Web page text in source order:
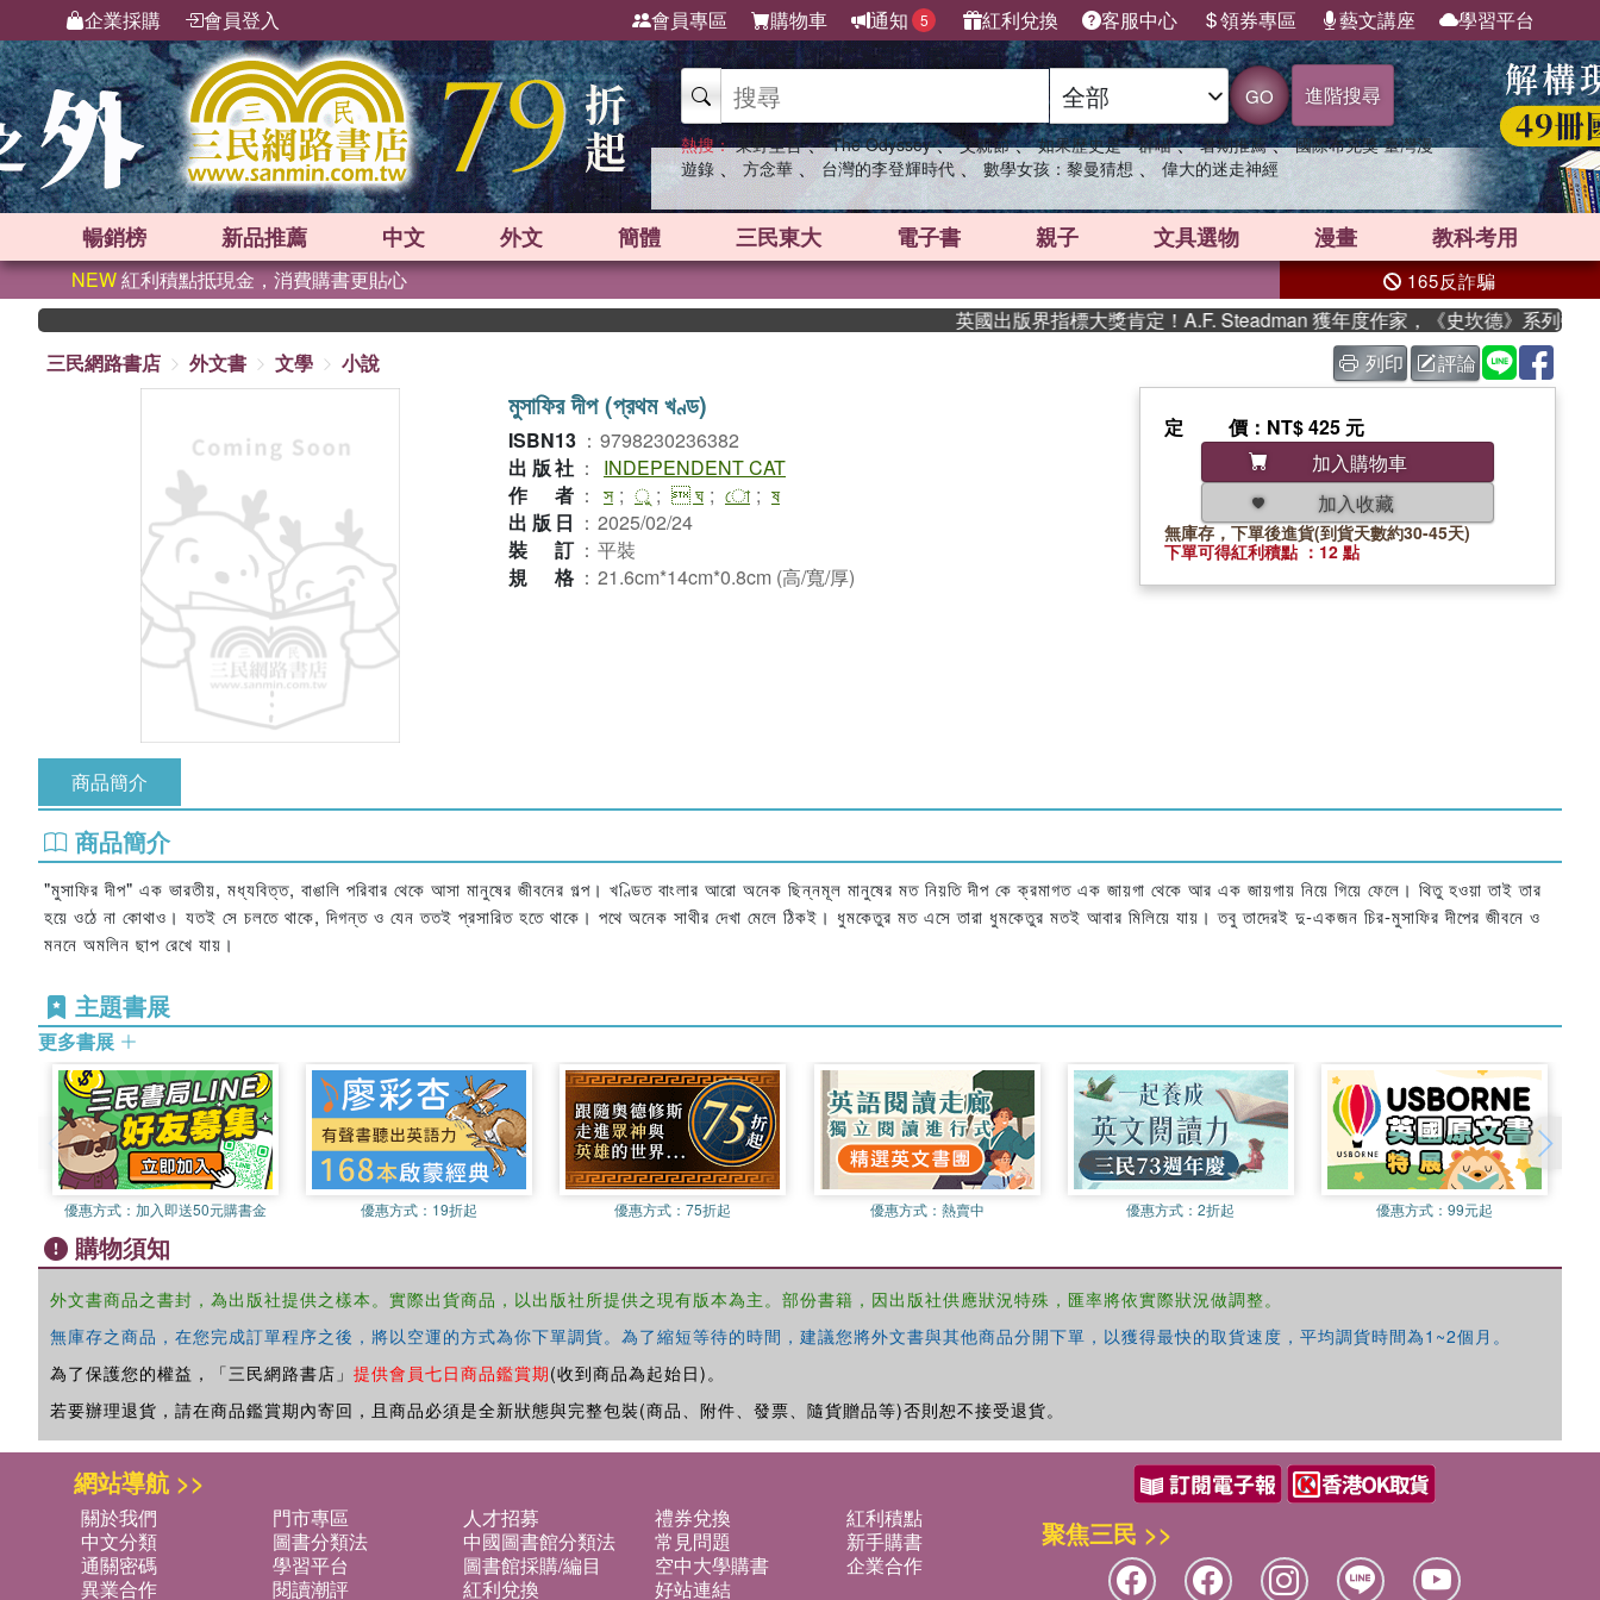
企業採購 會員登入 會員專區 購物車 通知 5 紅利兌換 客服中心 領券專區 藝文講座 學習平台
GO 進階搜尋
熱搜： 東野圭吾 、 The Odyssey 、 父親節 、 如果歷史是一群喵 、 暑期推薦 、 國際布克獎 臺灣漫
遊錄 、 方念華 、 台灣的李登輝時代 、 數學女孩：黎曼猜想 、 偉大的迷走神經
暢銷榜 新品推薦 中文 外文 簡體 三民東大 電子書 親子 文具選物 漫畫 教科考用
NEW紅利積點抵現金，消費購書更貼心 165反詐騙
英國出版界指標大獎肯定！A.F. Steadman 獲年度作家，《史坎德》系列帶你踏
三民網路書店
外文書 文學 小說 列印 評論
মুসাফির দীপ (প্রথম খণ্ড)
ISBN13 ： 9798230236382
出版社 ：
INDEPENDENT CAT
作者 ： স ; ু ;  ঘ ; ো ; ষ
出版日 ： 2025/02/24
裝訂 ： 平裝
規格 ： 21.6cm*14cm*0.8cm (高/寬/厚)
定價 ：NT$ 425 元
加入購物車
加入收藏
無庫存，下單後進貨(到貨天數約30-45天)
下單可得紅利積點 ：12 點
商品簡介
商品簡介
"মুসাফির দীপ" এক ভারতীয়, মধ্যবিত্ত, বাঙালি পরিবার থেকে আসা মানুষের জীবনের গল্প। খণ্ডিত বাংলার আরো অনেক ছিন্নমূল মানুষের মত নিয়তি দীপ কে ক্রমাগত এক জায়গা থেকে আর এক জায়গায় নিয়ে গিয়ে ফেলে। থিতু হওয়া তাই তার
হয়ে ওঠে না কোথাও। যতই সে চলতে থাকে, দিগন্ত ও যেন ততই প্রসারিত হতে থাকে। পথে অনেক সাথীর দেখা মেলে ঠিকই। ধুমকেতুর মত এসে তারা ধুমকেতুর মতই আবার মিলিয়ে যায়। তবু তাদেরই দু-একজন চির-মুসাফির দীপের জীবনে ও
মননে অমলিন ছাপ রেখে যায়।
主題書展
更多書展
優惠方式： 加入即送50元購書金 優惠方式： 19折起 優惠方式：75折起 優惠方式： 熱賣中 優惠方式：2折起 優惠方式：99元起
購物須知
外文書商品之書封，為出版社提供之樣本。實際出貨商品，以出版社所提供之現有版本為主。部份書籍，因出版社供應狀況特殊，匯率將依實際狀況做調整。
無庫存之商品，在您完成訂單程序之後，將以空運的方式為你下單調貨。為了縮短等待的時間，建議您將外文書與其他商品分開下單，以獲得最快的取貨速度，平均調貨時間為1~2個月。
為了保護您的權益，「三民網路書店」 提供會員七日商品鑑賞期(收到商品為起始日)。
若要辦理退貨，請在商品鑑賞期內寄回，且商品必須是全新狀態與完整包裝(商品、附件、發票、隨貨贈品等)否則恕不接受退貨。
網站導航 >>
關於我們 門市專區 人才招募 禮券兌換
紅利積點
中文分類
圖書分類法 中國圖書館分類法 常見問題
新手購書
通關密碼
學習平台 圖書館採購/編目 空中大學購書
企業合作
異業合作
閱讀潮評 紅利兌換 好站連結
聚焦三民 >>